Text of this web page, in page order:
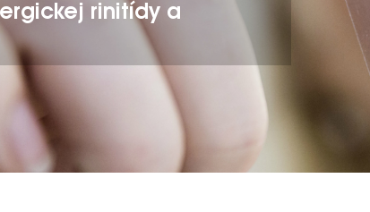
rinitídy a